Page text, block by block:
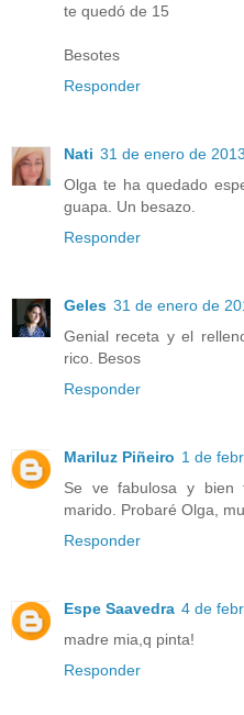
te quedó de 15
Besotes
Responder
Nati 31 de enero de
Olga te ha quedado
guapa. Un besazo.
Responder
Geles 31 de enero de
Genial receta y el
rico. Besos
Responder
Mariluz Piñeiro 1 de
Se ve fabulosa y
marido. Probaré Olga,
Responder
Espe Saavedra 4 de
madre mia,q pinta!
Responder